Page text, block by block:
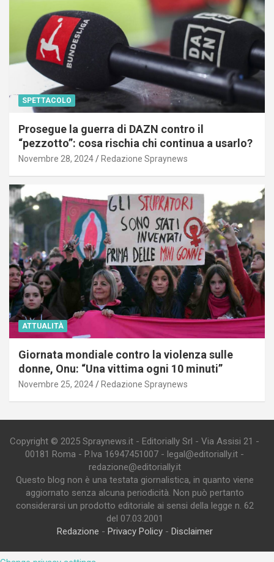
SPETTACOLO
Prosegue la guerra di DAZN contro il
“pezzotto”: cosa rischia chi continua a usarlo?
Novembre 28, 2024 Redazione Spraynews
ATTUALITÀ
Giornata mondiale contro la violenza sulle
donne, Onu: “Una vittima ogni 10 minuti”
Novembre 25, 2024 Redazione Spraynews
Copyright © 2025 Spraynews.it - Editorially Srl - Via Assisi 21 -
00181 Roma - P.Iva 16947451007 - legal@editorially.it -
redazione@editorially.it
Questo blog non è una testata giornalistica, in quanto viene
aggiornato senza alcuna periodicità. Non può pertanto
considerarsi un prodotto editoriale ai sensi della legge n. 62
del 07.03.2001
Redazione - Privacy Policy- Disclaimer